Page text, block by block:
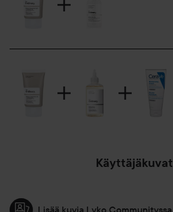
Käyttäjäkuvat
Lisää kuvia Lyko Communityssa